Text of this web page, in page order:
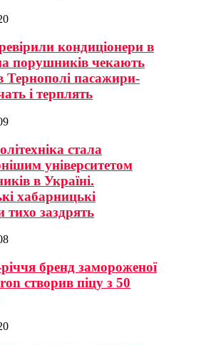
кондиціонери в
порушників чекають
пасажири-
і терплять
стала
університетом
в Україні.
хабарницькі
тихо заздрять
бренд замороженої
створив піцу з 50